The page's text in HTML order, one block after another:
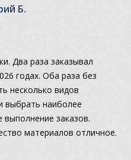
Б.
Два раза заказывал
годах. Оба раза без
несколько видов
выбрать наиболее
заказов.
материалов отличное.